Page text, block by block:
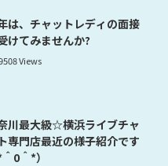
は、チャットレディの面接
けてみませんか?
Views
川最大級☆横浜ライブチャ
専門店最近の様子紹介です
＾0＾*）